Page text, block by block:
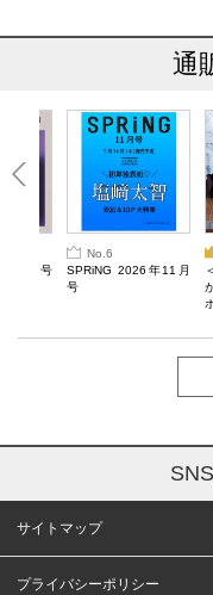
通
10月号
No.6
SPRiNG 2026年11月
号
サイトマップ
プライバシーポリシー